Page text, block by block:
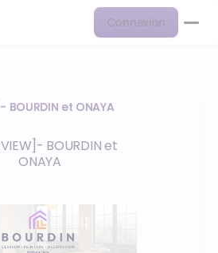
Connexion
- BOURDIN et ONAYA
BOURDIN et
ONAYA